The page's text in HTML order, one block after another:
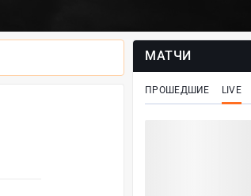
МАТЧИ
ПРОШЕДШИЕ LIVE